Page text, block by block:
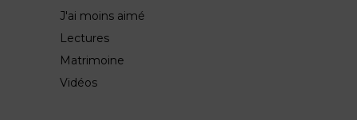
J'ai moins aimé
Lectures
Matrimoine
Vidéos